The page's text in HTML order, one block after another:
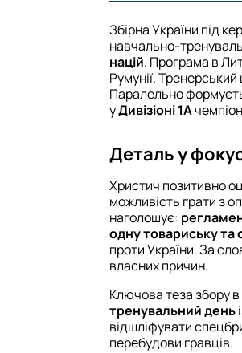
Збірна України під
навчально-
націй. Програма в
Румунії.
Паралельно
уДивізіоні 1А
Деталь у
Христич позитивно
можливість грати з
наголошує:
одну товариську та
проти України. За
власних причин.
Ключова теза збору
тренувальний день
відшліфувати
перебудови гравців.